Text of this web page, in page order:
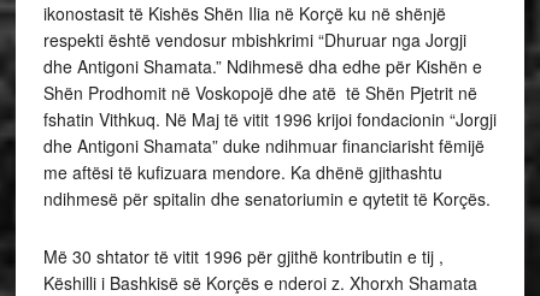
ikonostasit të Kishës Shën Ilia në Korçë ku në shënjë
respekti është vendosur mbishkrimi “Dhuruar nga Jorgji
dhe Antigoni Shamata.” Ndihmesë dha edhe për Kishën e
Shën Prodhomit në Voskopojë dhe atë të Shën Pjetrit në
fshatin Vithkuq. Në Maj të vitit 1996 krijoi fondacionin “Jorgji
dhe Antigoni Shamata” duke ndihmuar financiarisht fëmijë
me aftësi të kufizuara mendore. Ka dhënë gjithashtu
ndihmesë për spitalin dhe senatoriumin e qytetit të Korçës.
Më 30 shtator të vitit 1996 për gjithë kontributin e tij ,
Këshilli i Bashkisë së Korçës e nderoi z. Xhorxh Shamata